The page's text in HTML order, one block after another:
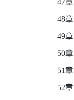
47
48
49
50
51
52